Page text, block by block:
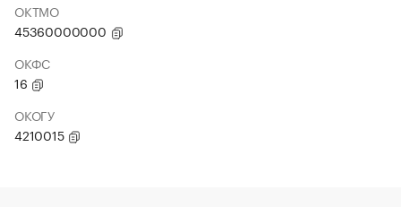
ОКТМО
45360000000
ОКФС
16
ОКОГУ
4210015